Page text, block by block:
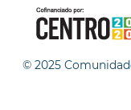
© 2025